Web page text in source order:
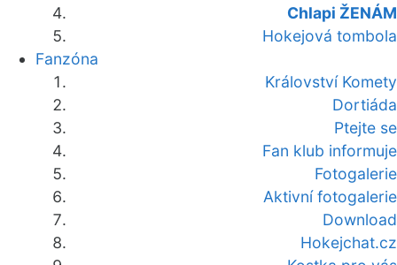
Chlapi ŽENÁM
Hokejová tombola
Fanzóna
Království Komety
Dortiáda
Ptejte se
Fan klub informuje
Fotogalerie
Aktivní fotogalerie
Download
Hokejchat.cz